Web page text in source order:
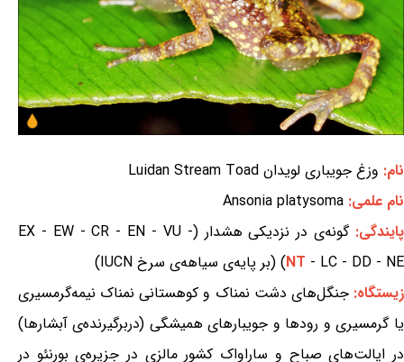
نام: وزغ جویباری لویدان Luidan Stream Toad
نام علمی: Ansonia platysoma
پایندگی:گونه‌ی در نزدیکی هشدار (EX - EW - CR - EN - VU -
NT - LC - DD - NE) (بر پایه‌ی سیاهه‌ی سرخ IUCN)
زیستگاه:جنگل‌های دشت نمناک و کوهستانی نمناک نیمه‌گرمسیری
یا گرمسیری و رودها و جویبارهای همیشگی (دربرگیرنده‌ی آبشارها)
در ایالت‌های صباح و ساراواک کشور مالزی در جزیره‌ی بورنئو در